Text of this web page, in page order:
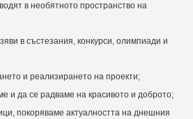
в необятното пространство на
в състезания, конкурси, олимпиади и
и реализирането на проекти;
и да се радваме на красивото и доброто;
покоряваме актуалността на днешния